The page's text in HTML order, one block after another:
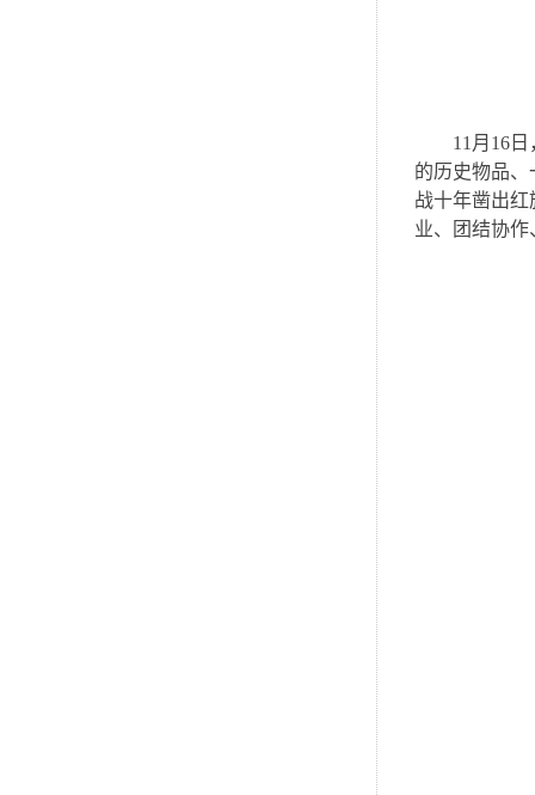
11月16
的历史物品
战十年凿出
业、团结协